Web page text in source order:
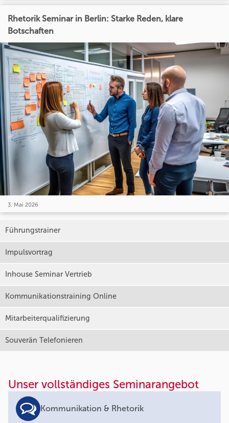
Rhetorik Seminar in Berlin: Starke Reden, klare
Botschaften
3. Mai 2026
Führungstrainer
Impulsvortrag
Inhouse Seminar Vertrieb
Kommunikationstraining Online
Mitarbeiterqualifizierung
Souverän Telefonieren
Unser vollständiges Seminarangebot
Kommunikation & Rhetorik